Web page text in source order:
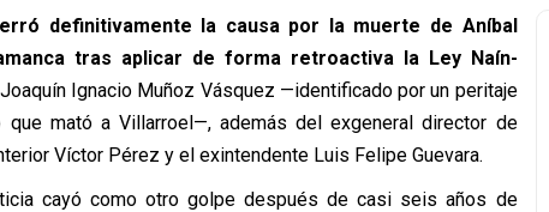
definitivamente la causa por la muerte de Aníbal
tras aplicar de forma retroactiva la Ley Naín-
Ignacio Muñoz Vásquez —identificado por un peritaje
mató a Villarroel—, además del exgeneral director de
Víctor Pérez y el exintendente Luis Felipe Guevara.
cayó como otro golpe después de casi seis años de